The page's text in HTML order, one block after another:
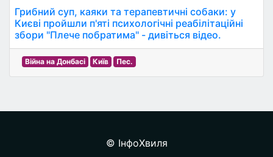
Грибний суп, каяки та терапевтичні собаки: у
Києві пройшли п'яті психологічні реабілітаційні
збори "Плече побратима" - дивіться відео.
Війна на Донбасі Київ Пес.
© ІнфоХвиля